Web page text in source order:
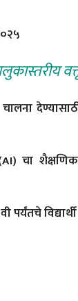
चालना
(AI) चा
पर्यंतचे विद्यार्थी